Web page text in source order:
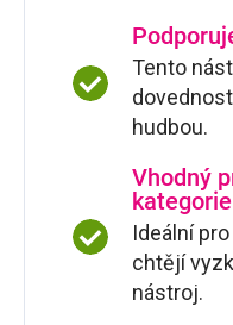
Tento
hudbou.
Vhodný
kategorie
Ideální
chtějí
nástroj.